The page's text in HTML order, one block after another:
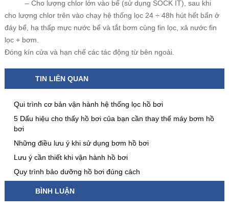
– Cho lượng chlor lớn vào bể (sử dụng SOCK IT), sau khi
cho lượng chlor trên vào chạy hệ thống lọc 24 ÷ 48h hút hết bẩn ở
đáy bể, hạ thấp mực nước bể và tắt bơm cùng fin lọc, xả nước fin
lọc + bơm.
Đóng kín cửa và hạn chế các tác động từ bên ngoài.
TIN LIÊN QUAN
Qui trình cơ bản vận hành hệ thống lọc hồ bơi
5 Dấu hiệu cho thấy hồ bơi của bạn cần thay thế máy bơm hồ
bơi
Những điều lưu ý khi sử dụng bơm hồ bơi
Lưu ý cần thiết khi vận hành hồ bơi
Quy trình bảo dưỡng hồ bơi đúng cách
BÌNH LUẬN